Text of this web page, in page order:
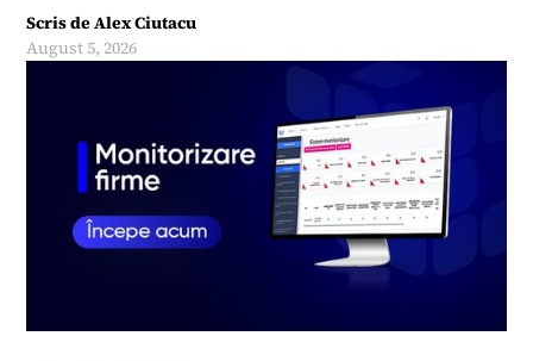
Scris deAlex Ciutacu
August 5, 2026